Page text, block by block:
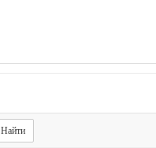
Найти